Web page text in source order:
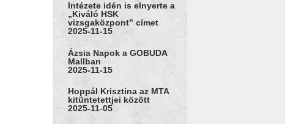
Intézete idén is elnyerte a
„Kiváló HSK
vizsgaközpont” címet
2025-11-15
Ázsia Napok a GOBUDA
Mallban
2025-11-15
Hoppál Krisztina az MTA
kitüntetettjei között
2025-11-05